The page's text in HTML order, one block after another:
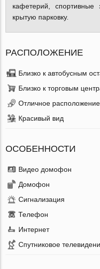
кафетерий, спортивные
крытую парковку.
РАСПОЛОЖЕНИЕ
Близко к автобусным
Близко к торговым
Отличное
Красивый вид
ОСОБЕННОСТИ
Видео домофон
Домофон
Сигнализация
Телефон
Интернет
Спутниковое